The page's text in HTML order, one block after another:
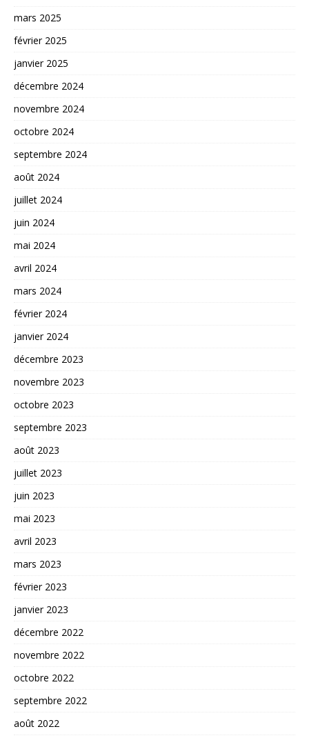
mars 2025
février 2025
janvier 2025
décembre 2024
novembre 2024
octobre 2024
septembre 2024
août 2024
juillet 2024
juin 2024
mai 2024
avril 2024
mars 2024
février 2024
janvier 2024
décembre 2023
novembre 2023
octobre 2023
septembre 2023
août 2023
juillet 2023
juin 2023
mai 2023
avril 2023
mars 2023
février 2023
janvier 2023
décembre 2022
novembre 2022
octobre 2022
septembre 2022
août 2022